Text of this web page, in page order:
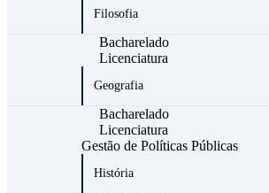
Filosofia
Bacharelado
Licenciatura
Geografia
Bacharelado
Licenciatura
Gestão de Políticas Públicas
História